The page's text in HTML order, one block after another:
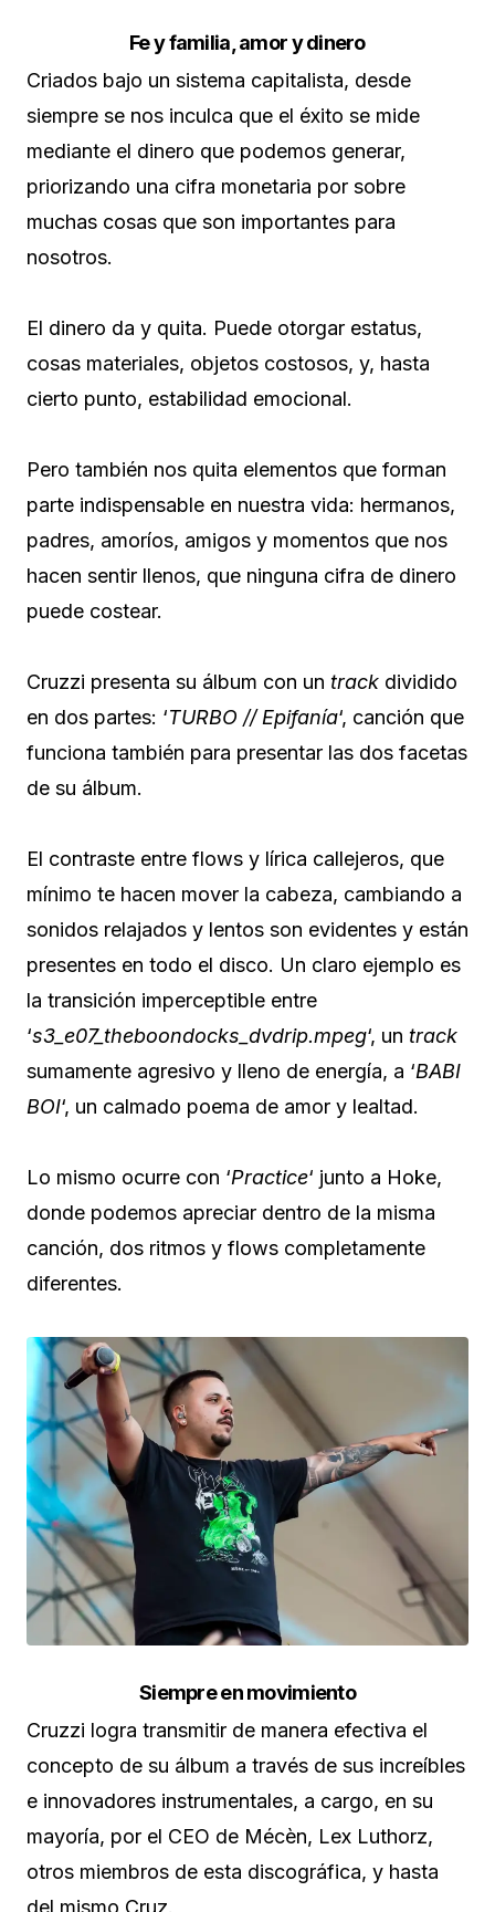
Fe y familia, amor y dinero
Criados bajo un sistema capitalista, desde
siempre se nos inculca que el éxito se mide
mediante el dinero que podemos generar,
priorizando una cifra monetaria por sobre
muchas cosas que son importantes para
nosotros.
El dinero da y quita. Puede otorgar estatus,
cosas materiales, objetos costosos, y, hasta
cierto punto, estabilidad emocional.
Pero también nos quita elementos que forman
parte indispensable en nuestra vida: hermanos,
padres, amoríos, amigos y momentos que nos
hacen sentir llenos, que ninguna cifra de dinero
puede costear.
Cruzzi presenta su álbum con un track dividido
en dos partes: ‘TURBO // Epifanía‘, canción que
funciona también para presentar las dos facetas
de su álbum.
El contraste entre flows y lírica callejeros, que
mínimo te hacen mover la cabeza, cambiando a
sonidos relajados y lentos son evidentes y están
presentes en todo el disco. Un claro ejemplo es
la transición imperceptible entre
‘s3_e07_theboondo​​c​​ks_dvdrip.mpeg‘, un track
sumamente agresivo y lleno de energía, a ‘BABI
BOI‘, un calmado poema de amor y lealtad.
Lo mismo ocurre con ‘Practice‘ junto a Hoke,
donde podemos apreciar dentro de la misma
canción, dos ritmos y flows completamente
diferentes.
Siempre en movimiento
Cruzzi logra transmitir de manera efectiva el
concepto de su álbum a través de sus increíbles
e innovadores instrumentales, a cargo, en su
mayoría, por el CEO de Mécèn, Lex Luthorz,
otros miembros de esta discográfica, y hasta
del mismo Cruz.